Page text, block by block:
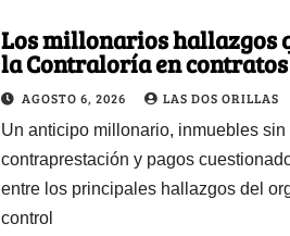
Los millonarios hallazgos
la Contraloría en contratos
y que tienen un $1 billón en
AGOSTO 6, 2026 LAS DOS ORILLAS
Un anticipo millonario, inmuebles sin
contraprestación y pagos
entre los principales hallazgos del
control